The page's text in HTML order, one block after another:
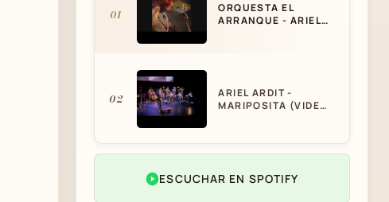
01
ORQUESTA EL
ARRANQUE - ARIEL
02
ARIEL ARDIT -
MARIPOSITA (VIDEO
MARIPOSITA - DE
ESCUCHAR EN SPOTIFY